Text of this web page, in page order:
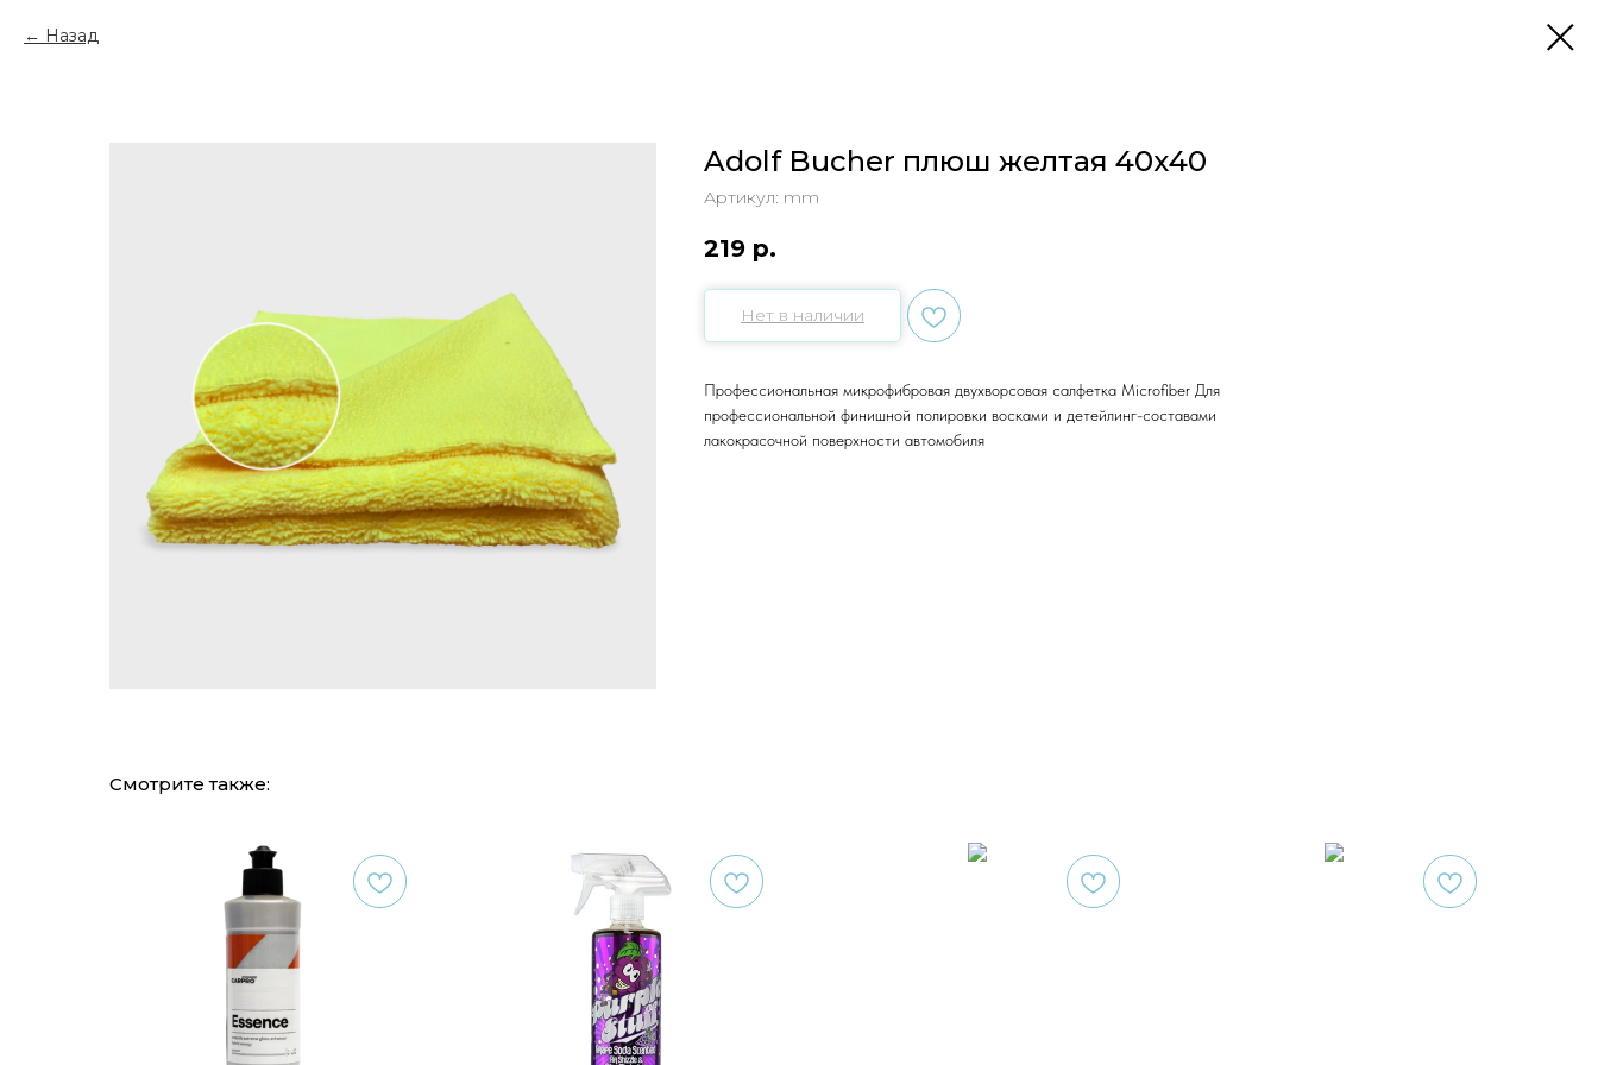
Назад
Adolf Bucher плюш желтая 40х40
Артикул: mm
219 р.
Нет в наличии
Профессиональная микрофибровая двухворсовая салфетка Microfiber Для
профессиональной финишной полировки восками и детейлинг-составами
лакокрасочной поверхности автомобиля
Смотрите также: